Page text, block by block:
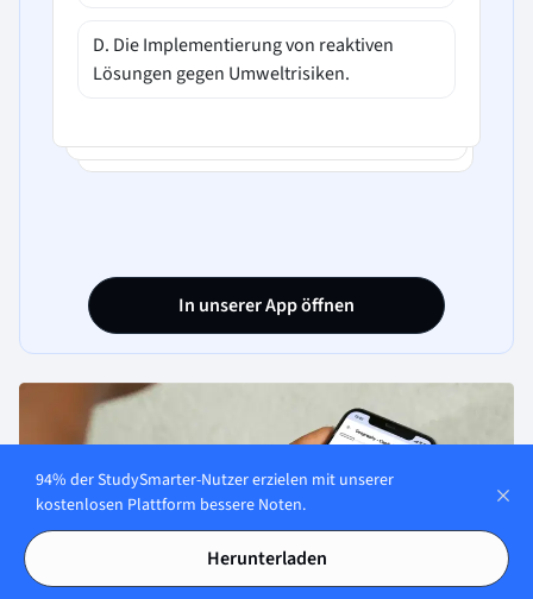
D. Die Implementierung von reaktiven
Lösungen gegen Umweltrisiken.
In unserer App öffnen
94% der StudySmarter-Nutzer erzielen mit unserer
kostenlosen Plattform bessere Noten.
Herunterladen